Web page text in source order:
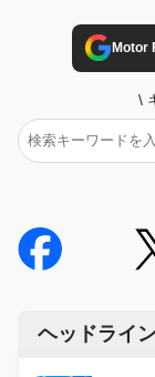
Motor
\
ヘッドライ